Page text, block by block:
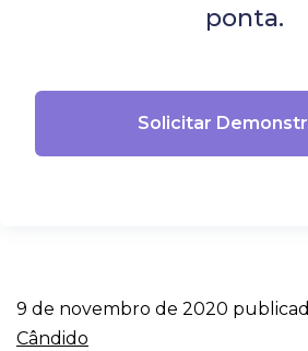
ponta.
Solicitar
9 de novembro de 2020
Cândido